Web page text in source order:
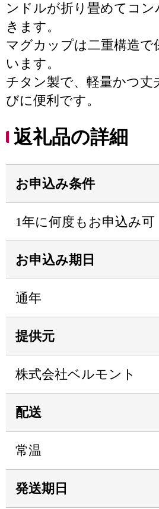
ンドルが折り畳めてコ
きます。
マグカップは二重構造で
います。
チタン製で、軽量かつ丈
びに便利です。
返礼品の詳細
お申込み条件
1年に何度もお申込み可
お申込み期日
通年
提供元
株式会社ベルモント
配送
常温
発送期日